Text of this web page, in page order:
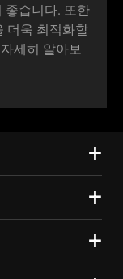
좋습니다. 또한
더욱 최적화할
세히 알아보